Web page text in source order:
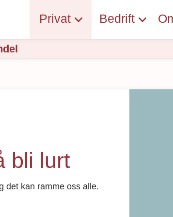
Privat Bedrift
bli lurt
det kan ramme oss alle.